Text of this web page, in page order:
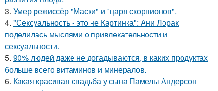
3. Умер режиссёр "Маски" и "царя скорпионов".
4. "Сексуальность - это не Картинка": Ани Лорак
поделилась мыслями о привлекательности и
сексуальности.
5. 90% людей даже не догадываются, в каких продуктах
больше всего витаминов и минералов.
6. Какая красивая свадьба у сына Памелы Андерсон